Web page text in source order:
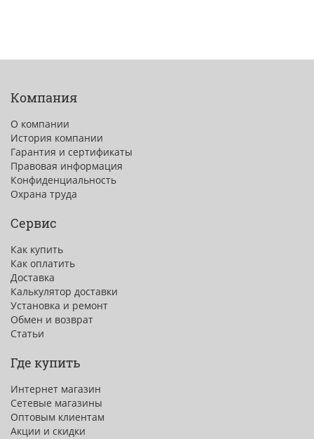
Компания
О компании
История компании
Гарантия и сертификаты
Правовая информация
Конфиденциальность
Охрана труда
Сервис
Как купить
Как оплатить
Доставка
Калькулятор доставки
Установка и ремонт
Обмен и возврат
Статьи
Где купить
Интернет магазин
Сетевые магазины
Оптовым клиентам
Акции и скидки